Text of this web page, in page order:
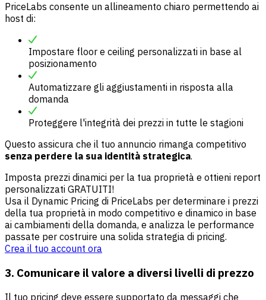
PriceLabs consente un allineamento chiaro permettendo ai
host di:
Impostare floor e ceiling personalizzati in base al
posizionamento
Automatizzare gli aggiustamenti in risposta alla
domanda
Proteggere l'integrità dei prezzi in tutte le stagioni
Questo assicura che il tuo annuncio rimanga competitivo
senza perdere la sua identità strategica.
Imposta prezzi dinamici per la tua proprietà e ottieni report
personalizzati GRATUITI!
Usa il Dynamic Pricing di PriceLabs per determinare i prezzi
della tua proprietà in modo competitivo e dinamico in base
ai cambiamenti della domanda, e analizza le performance
passate per costruire una solida strategia di pricing.
Crea il tuo account ora
3. Comunicare il valore a diversi livelli di prezzo
Il tuo pricing deve essere supportato da messaggi che